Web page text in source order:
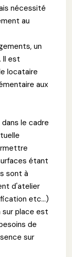
nécessité
au
un
Il est
locataire
aux
le cadre
étant
sont à
d'atelier
etc...)
sur place est
de
sur